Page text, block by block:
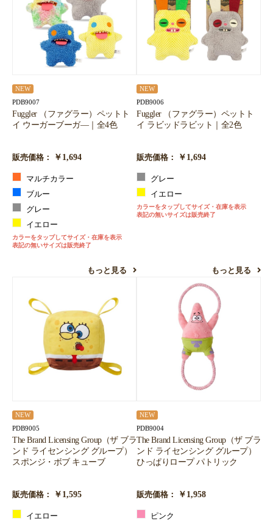
NEW
PDB9007
Fuggler （ファグラー）ペットト
イ ウーガーブーガ―｜全4色
販売価格： ￥1,694
マルチカラー
ブルー
グレー
イエロー
カラーをタップしてサイズ・在庫を表示
表記の無いサイズは販売終了
もっと見る
NEW
PDB9006
Fuggler （ファグラー）ペットト
イ ラビッドラビット｜全2色
販売価格： ￥1,694
グレー
イエロー
カラーをタップしてサイズ・在庫を表示
表記の無いサイズは販売終了
もっと見る
NEW
PDB9005
The Brand Licensing Group（ザ ブラ
ンド ライセンシング グループ）
スポンジ・ボブ キューブ
販売価格： ￥1,595
イエロー
NEW
PDB9004
The Brand Licensing Group（ザ ブラ
ンド ライセンシング グループ）
ひっぱりロープ パトリック
販売価格： ￥1,958
ピンク